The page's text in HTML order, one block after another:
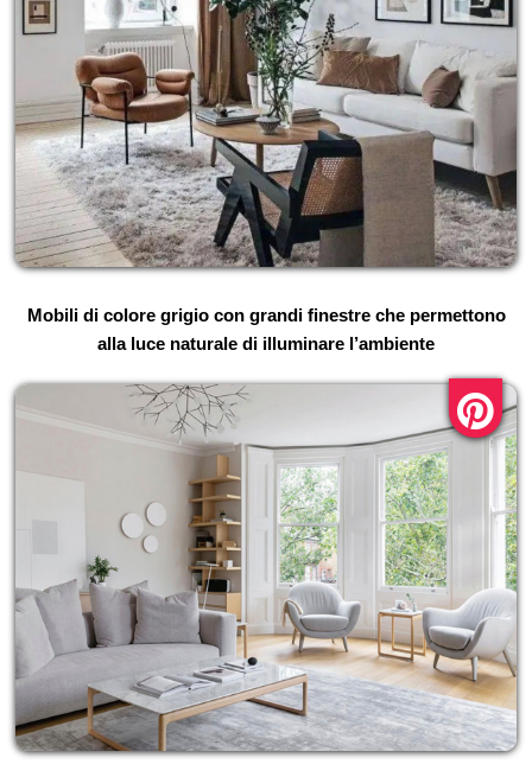
Mobili di colore grigio con grandi finestre che permettono
alla luce naturale di illuminare l’ambiente